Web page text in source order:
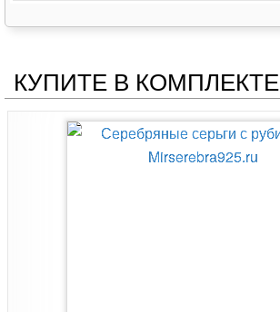
КУПИТЕ В КОМПЛЕКТЕ